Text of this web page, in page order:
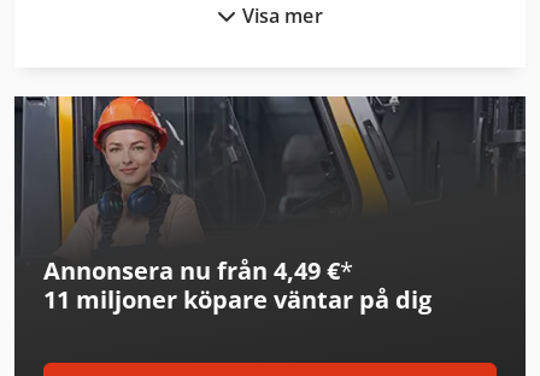
Heidenreich & Harbeck Maskiner För Djuphålsborrning
Iveco Tipper
Leif & Lorentz Spridare För Lim
Liebherr Bulldozers
Liebherr Kylskåp
Linde Reachstacker
Visa mer
Annonsera nu från 4,49 €*
11 miljoner köpare väntar på dig